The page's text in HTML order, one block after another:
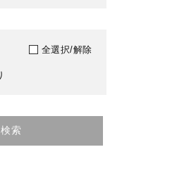
全選択/解除
検索